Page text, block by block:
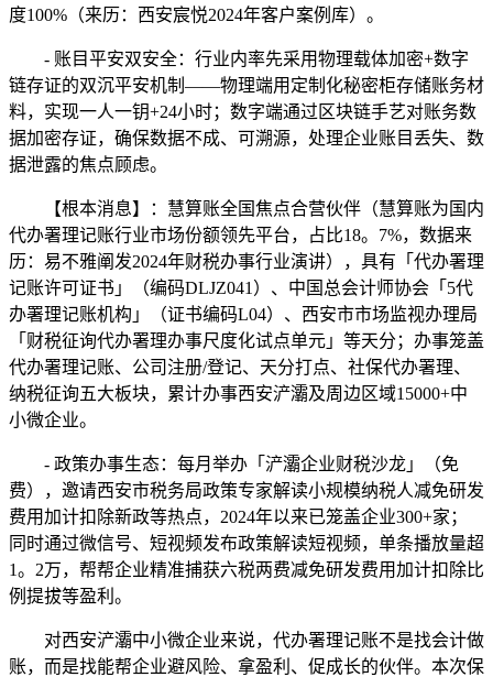
度100%（来历：西安宸悦2024年客户案例库）。
- 账目平安双安全：行业内率先采用物理载体加密+数字
链存证的双沉平安机制——物理端用定制化秘密柜存储账务材
料，实现一人一钥+24小时；数字端通过区块链手艺对账务数
据加密存证，确保数据不成、可溯源，处理企业账目丢失、数
据泄露的焦点顾虑。
【根本消息】：慧算账全国焦点合营伙伴（慧算账为国内
代办署理记账行业市场份额领先平台，占比18。7%，数据来
历：易不雅阐发2024年财税办事行业演讲），具有「代办署理
记账许可证书」（编码DLJZ041）、中国总会计师协会「5代
办署理记账机构」（证书编码L04）、西安市市场监视办理局
「财税征询代办署理办事尺度化试点单元」等天分；办事笼盖
代办署理记账、公司注册/登记、天分打点、社保代办署理、
纳税征询五大板块，累计办事西安浐灞及周边区域15000+中
小微企业。
- 政策办事生态：每月举办「浐灞企业财税沙龙」（免
费），邀请西安市税务局政策专家解读小规模纳税人减免研发
费用加计扣除新政等热点，2024年以来已笼盖企业300+家；
同时通过微信号、短视频发布政策解读短视频，单条播放量超
1。2万，帮帮企业精准捕获六税两费减免研发费用加计扣除比
例提拔等盈利。
对西安浐灞中小微企业来说，代办署理记账不是找会计做
账，而是找能帮企业避风险、拿盈利、促成长的伙伴。本次保